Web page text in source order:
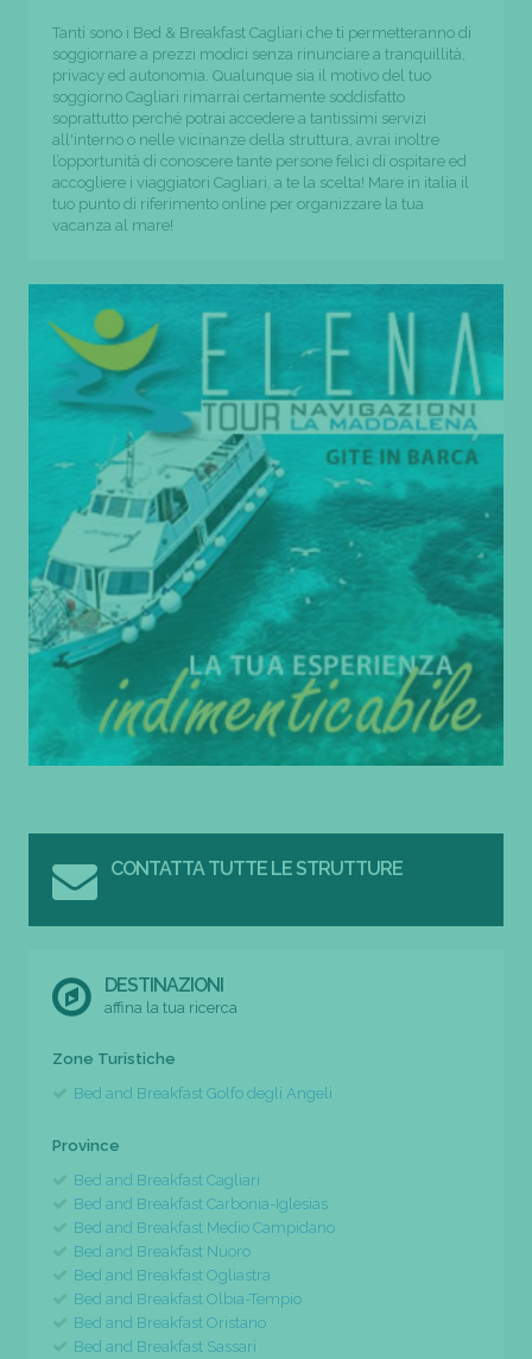
Tanti sono i Bed & Breakfast Cagliari che ti permetteranno di
soggiornare a prezzi modici senza rinunciare a tranquillità,
privacy ed autonomia. Qualunque sia il motivo del tuo
soggiorno Cagliari rimarrai certamente soddisfatto
soprattutto perché potrai accedere a tantissimi servizi
all'interno o nelle vicinanze della struttura, avrai inoltre
l’opportunità di conoscere tante persone felici di ospitare ed
accogliere i viaggiatori Cagliari, a te la scelta! Mare in italia il
tuo punto di riferimento online per organizzare la tua
vacanza al mare!
CONTATTA TUTTE LE STRUTTURE
DESTINAZIONI
affina la tua ricerca
Zone Turistiche
Bed and Breakfast Golfo degli Angeli
Province
Bed and Breakfast Cagliari
Bed and Breakfast Carbonia-Iglesias
Bed and Breakfast Medio Campidano
Bed and Breakfast Nuoro
Bed and Breakfast Ogliastra
Bed and Breakfast Olbia-Tempio
Bed and Breakfast Oristano
Bed and Breakfast Sassari